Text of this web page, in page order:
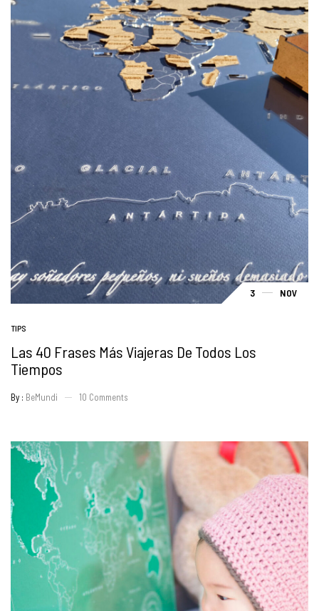
3 NOV
TIPS
Las 40 Frases Más Viajeras De Todos Los
Tiempos
By : BeMundi 10 Comments